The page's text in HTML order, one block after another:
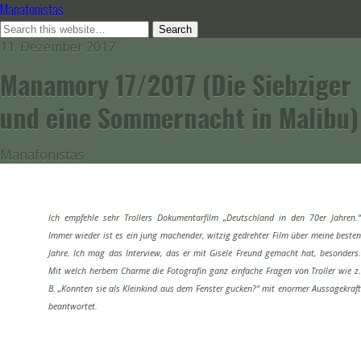
Manafonistas
11. Dezember 2017
Manamory 17/2017 (Die Siebziger
und eine Sommernacht in Malibu)
Manafonistas
Ich empfehle sehr Trollers Dokumentarfilm „Deutschland in den 70er Jahren.“
Immer wieder ist es ein jung machender, witzig gedrehter Film über meine besten
Jahre. Ich mag das Interview, das er mit Gisele Freund gemacht hat, besonders.
Mit welch herbem Charme die Fotografin ganz einfache Fragen von Troller wie z.
B. „Konnten sie als Kleinkind aus dem Fenster gucken?“ mit enormer Aussagekraft
beantwortet.